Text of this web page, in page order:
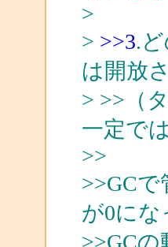
>
> >>3.
は開放
> >>（
一定で
>>
>>GC
が0に
>>GC